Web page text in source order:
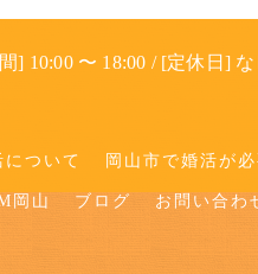
] 10:00 〜 18:00 / [定休日] な
について 岡山市で婚活が
岡山 ブログ お問い合わ